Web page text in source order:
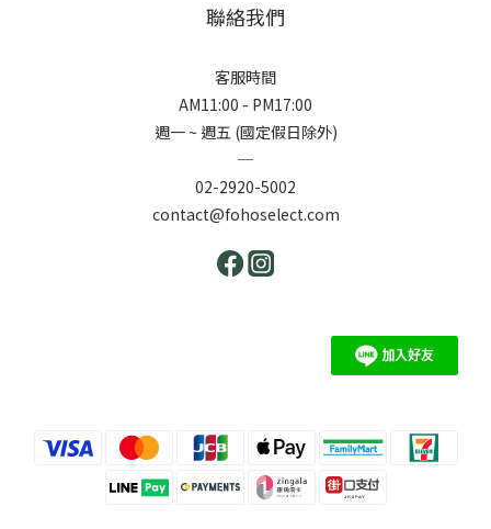
聯絡我們
客服時間
AM11:00 - PM17:00
週一 ~ 週五 (國定假日除外)
─
02-2920-5002
contact@fohoselect.com